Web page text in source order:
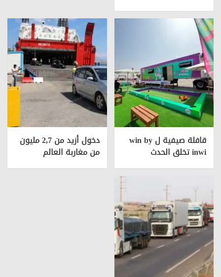
قافلة صيفية ل win by
inwi تخلق الحدث
دخول أزيد من 2,7 مليون
من مغاربة العالم